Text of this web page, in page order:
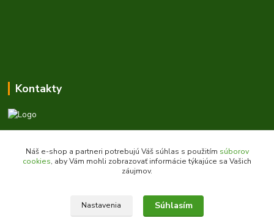
Kontakty
Zákaznícka podpora daes.sk
+421 903 707 668
(Po-Pia, 8-16 hod.)
Náš e-shop a partneri potrebujú Váš súhlas s použitím súborov
cookies, aby Vám mohli zobrazovať informácie týkajúce sa Vašich
záujmov.
Nastavenia Súhlasím